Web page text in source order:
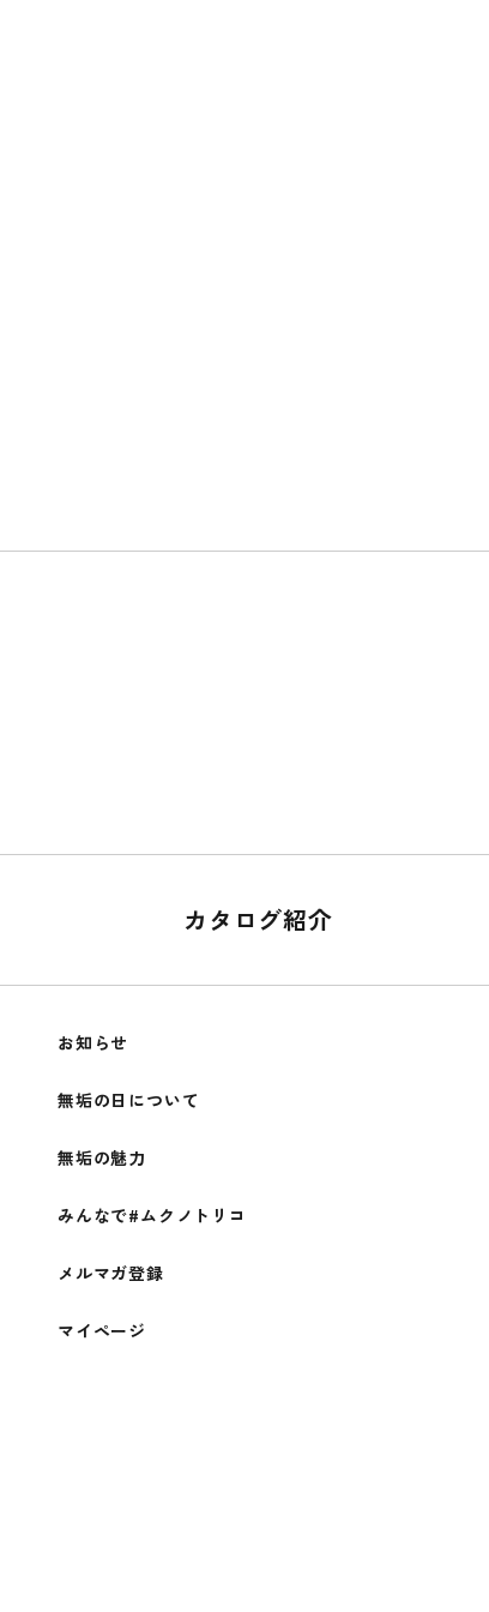
カタログ紹介
お知らせ
無垢の日について
無垢の魅力
みんなで#ムクノトリコ
メルマガ登録
マイページ